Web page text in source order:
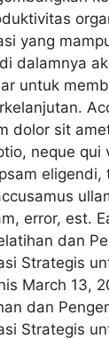
yang
dalamnya
untuk
dolor sit
neque qui
eligendi,
error, est.
dan
Strategis
March 13,
dan
Strategis